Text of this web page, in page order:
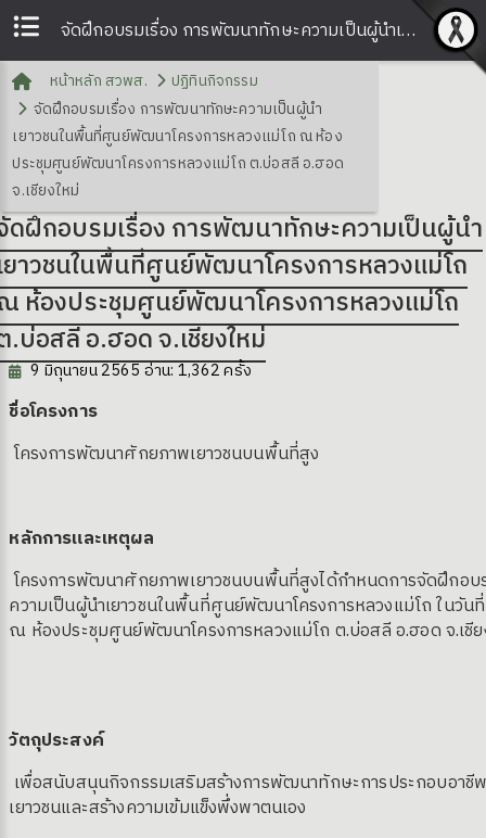
จัดฝึกอบรมเรื่อง การพัฒนาทักษะความเป็นผู้นำเยาวชนในพื้นที่ศูนย์พัฒนาโครงการหลวงแม่โถ ณ ห้องประชุมศูนย์พัฒนาโครงการหลวงแม่โถ ต.บ่อสลี อ.ฮอด จ.เชียงใหม่ | สวพส.
หน้าหลัก สวพส.
ปฏิทินกิจกรรม
จัดฝึกอบรมเรื่อง การพัฒนาทักษะความเป็นผู้นำ
เยาวชนในพื้นที่ศูนย์พัฒนาโครงการหลวงแม่โถ ณ ห้อง
ประชุมศูนย์พัฒนาโครงการหลวงแม่โถ ต.บ่อสลี อ.ฮอด
จ.เชียงใหม่
ดฝึกอบรมเรื่อง การพัฒนาทักษะความเป็นผู้นำ
ยาวชนในพื้นที่ศูนย์พัฒนาโครงการหลวงแม่โถ
ห้องประชุมศูนย์พัฒนาโครงการหลวงแม่โถ
.บ่อสลี อ.ฮอด จ.เชียงใหม่
9 มิถุนายน 2565 อ่าน: 1,362 ครั้ง
ชื่อโครงการ
โครงการพัฒนาศักยภาพเยาวชนบนพื้นที่สูง
หลักการและเหตุผล
โครงการพัฒนาศักยภาพเยาวชนบนพื้นที่สูงได้กำหนดการจัดฝึกอ
ความเป็นผู้นำเยาวชนในพื้นที่ศูนย์พัฒนาโครงการหลวงแม่โถ ในวั
ณ ห้องประชุมศูนย์พัฒนาโครงการหลวงแม่โถ ต.บ่อสลี อ.ฮอด จ.เชี
วัตถุประสงค์
เพื่อสนับสนุนกิจกรรมเสริมสร้างการพัฒนาทักษะการประกอบอาชี
เยาวชนและสร้างความเข้มแข็งพึ่งพาตนเอง